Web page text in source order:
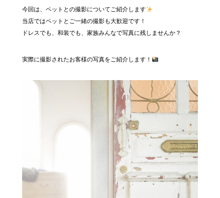
今回は、ペットとの撮影についてご紹介します
当店ではペットとご一緒の撮影も大歓迎です！
ドレスでも、和装でも、家族みんなで写真に残しませんか？
実際に撮影されたお客様の写真をご紹介します！